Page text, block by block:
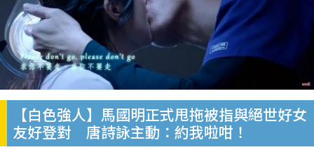
【白色強人】馬國明正式甩拖被指與絕世好女
友好登對 唐詩詠主動：約我啦咁！